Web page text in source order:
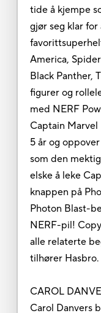
tide å kjempe
gjør seg klar
America,
Black Panther,
figurer og
med NERF
Captain Marvel
5 år og
som den
elske å leke
knappen på
Photon Blast-
NERF-pil!
alle relaterte
tilhører Hasbro.
CAROL
Carol Danvers